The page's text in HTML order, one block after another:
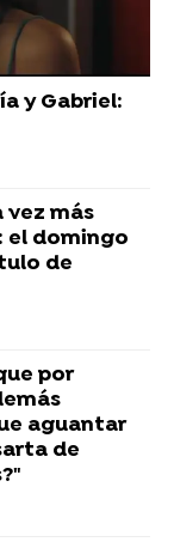
y Gabriel:
vez más
el domingo
de
por
aguantar
de